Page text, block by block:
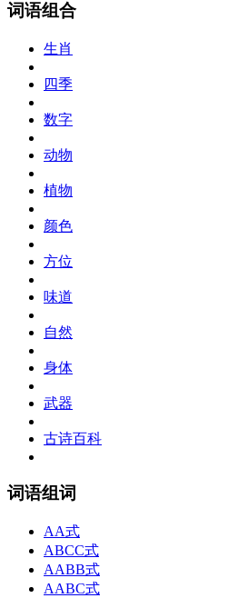
词语组合
生肖
四季
数字
动物
植物
颜色
方位
味道
自然
身体
武器
古诗百科
词语组词
AA式
ABCC式
AABB式
AABC式